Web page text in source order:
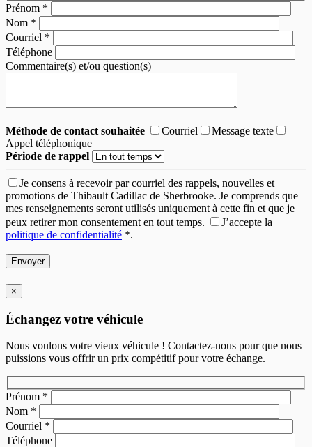
Prénom *
Nom *
Courriel *
Téléphone
Commentaire(s) et/ou question(s)
Méthode de contact souhaitée Courriel
Message texte
Appel téléphonique
Période de rappel
Je consens à recevoir par courriel des rappels, nouvelles et
promotions de Thibault Cadillac de Sherbrooke. Je comprends que
mes renseignements seront utilisés uniquement à cette fin et que je
peux retirer mon consentement en tout temps.
J’accepte la
politique de confidentialité *.
×
Échangez votre véhicule
Nous voulons votre vieux véhicule ! Contactez-nous pour que nous
puissions vous offrir un prix compétitif pour votre échange.
Prénom *
Nom *
Courriel *
Téléphone